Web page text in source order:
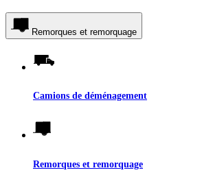
Remorques et remorquage
Camions de déménagement
Remorques et remorquage